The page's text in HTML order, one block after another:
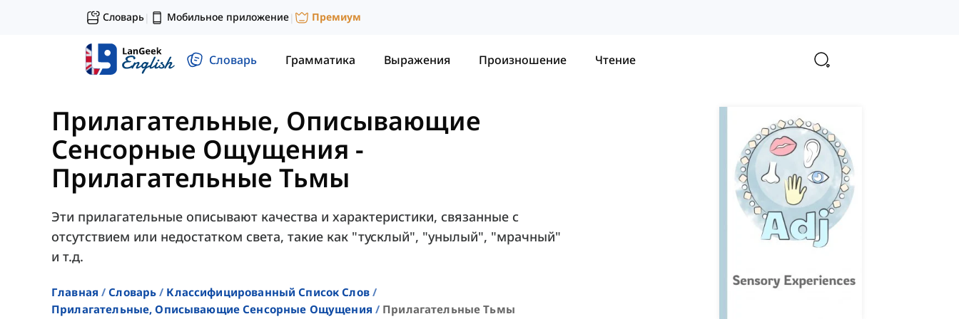
Словарь| Мобильное приложение| Премиум
Словарь Грамматика Выражения Произношение Чтение
Прилагательные, Описывающие
Сенсорные Ощущения -
Прилагательные Тьмы
Эти прилагательные описывают качества и характеристики, связанные с
отсутствием или недостатком света, такие как "тусклый", "унылый", "мрачный"
и т.д.
Главная Словарь
Классифицированный Список Слов
Прилагательные, Описывающие Сенсорные Ощущения
Прилагательные Тьмы